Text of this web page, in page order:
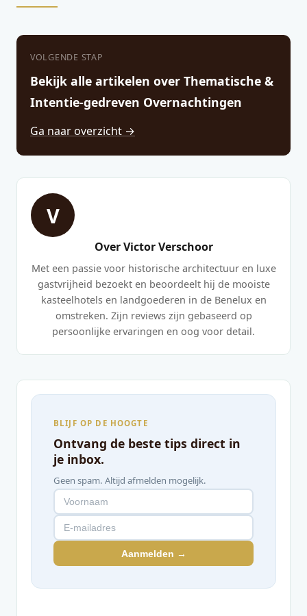
VOLGENDE STAP
Bekijk alle artikelen over Thematische &
Intentie-gedreven Overnachtingen
Ga naar overzicht →
V
Over Victor Verschoor
Met een passie voor historische architectuur en luxe
gastvrijheid bezoekt en beoordeelt hij de mooiste
kasteelhotels en landgoederen in de Benelux en
omstreken. Zijn reviews zijn gebaseerd op
persoonlijke ervaringen en oog voor detail.
BLIJF OP DE HOOGTE
Ontvang de beste tips direct in
je inbox.
Geen spam. Altijd afmelden mogelijk.
Aanmelden →